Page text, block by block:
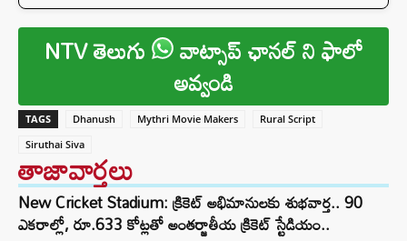
NTV తెలుగు వాట్సాప్ ఛానల్ ని ఫాలో
అవ్వండి
TAGS Dhanush Mythri Movie Makers
Rural Script
Siruthai Siva
తాజావార్తలు
New Cricket Stadium: క్రికెట్ అభిమానులకు శుభవార్త.. 90
ఎకరాల్లో, రూ.633 కోట్లతో అంతర్జాతీయ క్రికెట్ స్టేడియం..